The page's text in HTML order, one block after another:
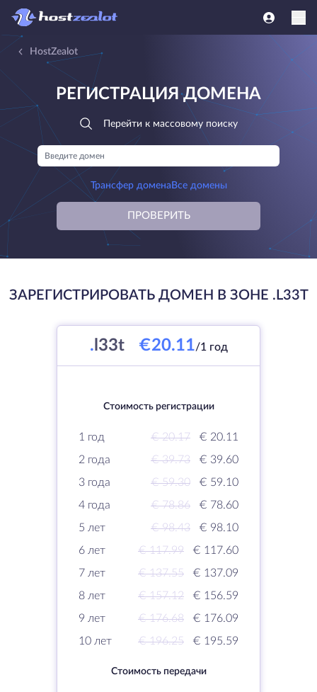
HostZealot
РЕГИСТРАЦИЯ ДОМЕНА
Перейти к массовому поиску
Трансфер домена Все домены
ПРОВЕРИТЬ
ЗАРЕГИСТРИРОВАТЬ ДОМЕН В ЗОНЕ .L33T
. l33t €20.11/1 год
Стоимость регистрации
1 год € 20.17
€ 20.11
2 года
€ 39.73
€ 39.60
3 года
€ 59.30
€ 59.10
4 года
€ 78.86
€ 78.60
5 лет
€ 98.43
€ 98.10
6 лет
€ 117.99
€ 117.60
7 лет
€ 137.55
€ 137.09
8 лет
€ 157.12
€ 156.59
9 лет
€ 176.68
€ 176.09
10 лет
€ 196.25 € 195.59
Стоимость передачи